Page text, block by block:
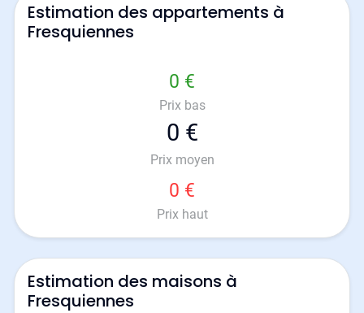
Estimation des appartements à
Fresquiennes
0 €
Prix bas
0 €
Prix moyen
0 €
Prix haut
Estimation des maisons à
Fresquiennes